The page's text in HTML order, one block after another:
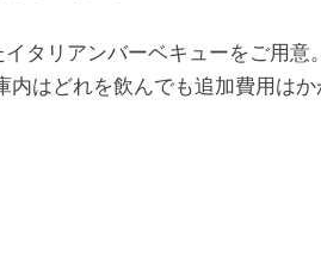
タリアンバーベキューをご用意
はどれを飲んでも追加費用はか